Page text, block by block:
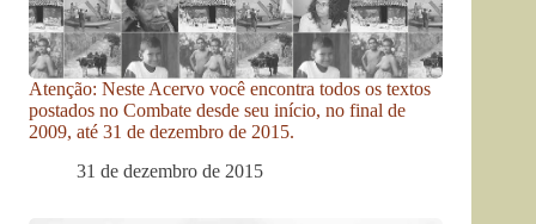
Atenção: Neste Acervo você encontra todos os textos
postados no Combate desde seu início, no final de
2009, até 31 de dezembro de 2015.
31 de dezembro de 2015